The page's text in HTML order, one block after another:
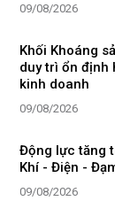
09/08/2026
Khối Khoáng
duy trì ổn định
kinh doanh
09/08/2026
Động lực tăng
Khí - Điện -
09/08/2026